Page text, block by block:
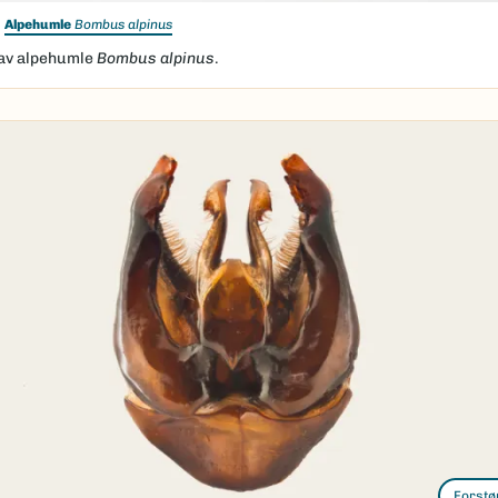
Alpehumle Bombus alpinus
alpehumleBombus alpinus.